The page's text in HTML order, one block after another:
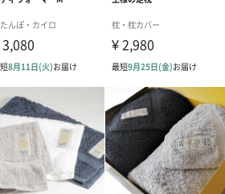
た。
します。